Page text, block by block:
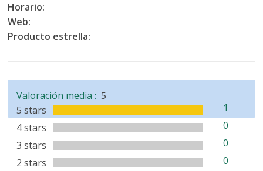
Horario:
Web:
Producto estrella:
Valoración media :
5 stars
1
4 stars
0
3 stars
0
2 stars
0
5